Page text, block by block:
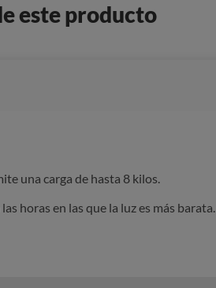
este producto
una carga de hasta 8 kilos.
horas en las que la luz es más barata.